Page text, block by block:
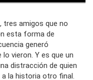
, tres amigos que no
esta forma de
generó
vieron. Y es que un
distracción de quien
la historia otro final.